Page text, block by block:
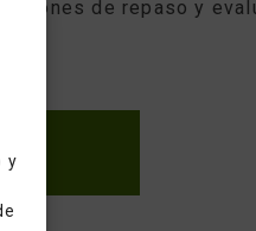
y
de repaso y